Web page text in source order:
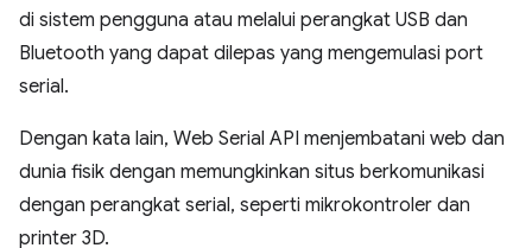
di sistem pengguna atau melalui perangkat USB dan
Bluetooth yang dapat dilepas yang mengemulasi port
serial.
Dengan kata lain, Web Serial API menjembatani web dan
dunia fisik dengan memungkinkan situs berkomunikasi
dengan perangkat serial, seperti mikrokontroler dan
printer 3D.